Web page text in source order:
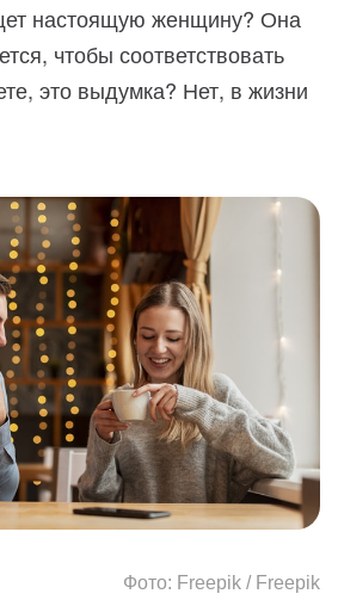
настоящую женщину? Она
чтобы соответствовать
это выдумка? Нет, в жизни
Фото: Freepik / Freepik